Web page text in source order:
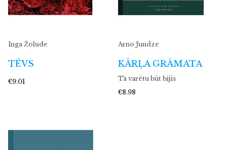
Inga Žolude
TĒVS
€9.01
Arno Jundze
KĀRĻA GRĀMATA
Tā varētu būt bijis
€8.98